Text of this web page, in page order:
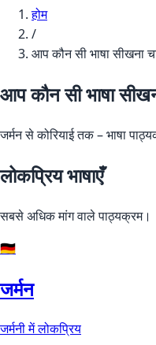
होम
/
आप कौन सी भाषा सीखना
आप कौन सी भाषा
जर्मन से कोरियाई तक – भाषा
लोकप्रिय भाषाएँ
सबसे अधिक मांग वाले पाठ्यक्रम।
🇩🇪
जर्मन
जर्मनी में लोकप्रिय